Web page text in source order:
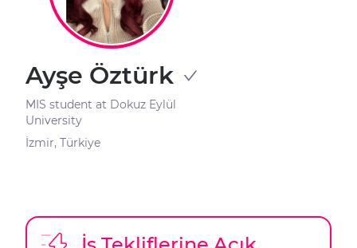
Ayşe Öztürk
MIS student at Dokuz Eylül
University
İzmir, Türkiye